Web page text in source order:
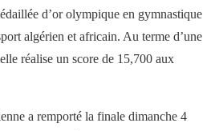
d’or olympique en gymnastique
algérien et africain. Au terme d’une
réalise un score de 15,700 aux
a remporté la finale dimanche 4